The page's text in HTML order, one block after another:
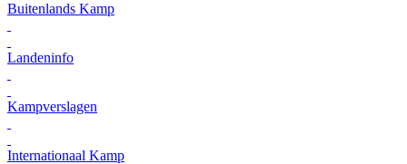
Buitenlands Kamp
Landeninfo
Kampverslagen
Internationaal Kamp